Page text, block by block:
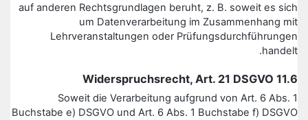
auf anderen Rechtsgrundlagen beruht, z. B. soweit es sich
um Datenverarbeitung im Zusammenhang mit
Lehrveranstaltungen oder Prüfungsdurchführungen
handelt.
11.6 Widerspruchsrecht, Art. 21 DSGVO
Soweit die Verarbeitung aufgrund von Art. 6 Abs. 1
Buchstabe e) DSGVO und Art. 6 Abs. 1 Buchstabe f) DSGVO